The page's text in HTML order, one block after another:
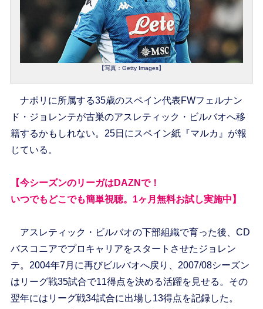
【写真：Getty Images】
ナポリに所属する35歳のスペイン代表FWフェルナン
ド・ジョレンテが古巣のアスレティック・ビルバオへ移
籍するかもしれない。25日にスペイン紙『マルカ』が報
じている。
【今シーズンのリーガはDAZNで！
いつでもどこでも簡単視聴。1ヶ月無料お試し実施中】
アスレティック・ビルバオの下部組織で育った後、CD
バスコニアでプロキャリアをスタートさせたジョレン
テ。2004年7月に再びビルバオへ戻り、2007/08シーズン
はリーグ戦35試合で11得点を決める活躍を見せる。その
翌年にはリーグ戦34試合に出場し13得点を記録した。